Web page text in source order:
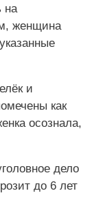
на
женщина
и
как
осознала,
дело
до 6 лет